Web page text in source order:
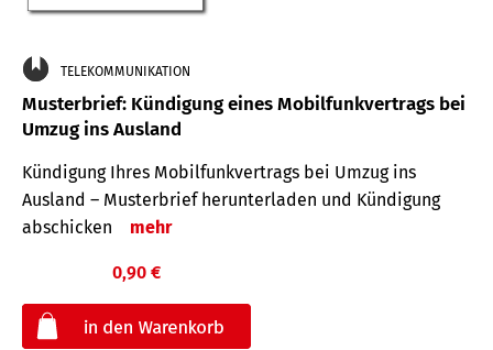
TELEKOMMUNIKATION
Musterbrief: Kündigung eines Mobilfunkvertrags bei
Umzug ins Ausland
Kündigung Ihres Mobilfunkvertrags bei Umzug ins
Ausland – Musterbrief herunterladen und Kündigung
abschicken
mehr
0,90 €